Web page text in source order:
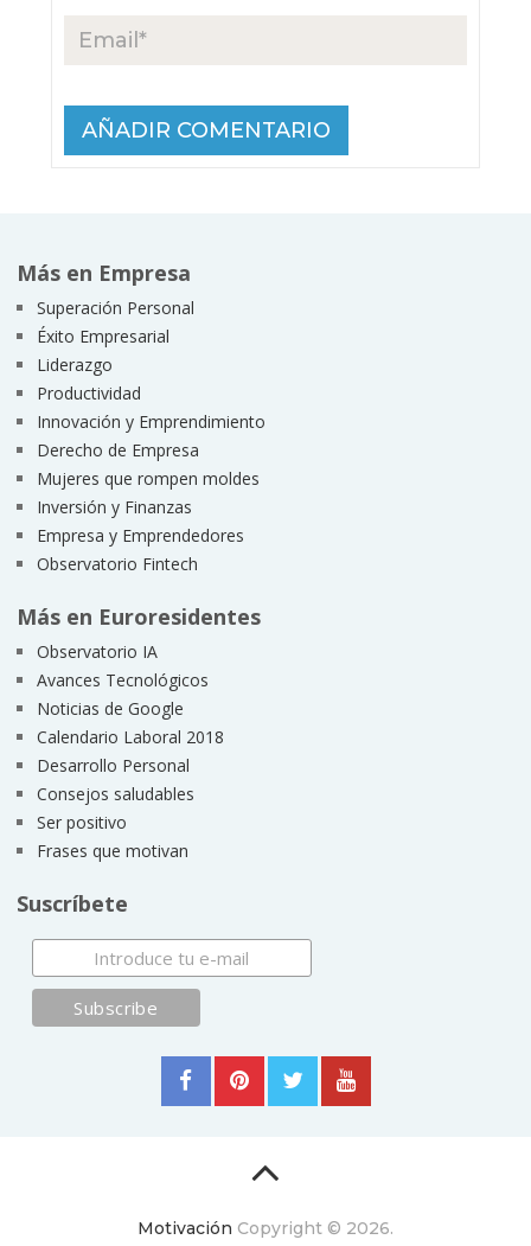
Más en Empresa
Superación Personal
Éxito Empresarial
Liderazgo
Productividad
Innovación y Emprendimiento
Derecho de Empresa
Mujeres que rompen moldes
Inversión y Finanzas
Empresa y Emprendedores
Observatorio Fintech
Más en Euroresidentes
Observatorio IA
Avances Tecnológicos
Noticias de Google
Calendario Laboral 2018
Desarrollo Personal
Consejos saludables
Ser positivo
Frases que motivan
Suscríbete
Motivación Copyright © 2026.